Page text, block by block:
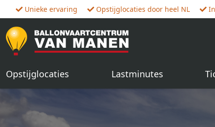
Unieke ervaring Opstijglocaties door heel NL
Opstijglocaties Lastminutes